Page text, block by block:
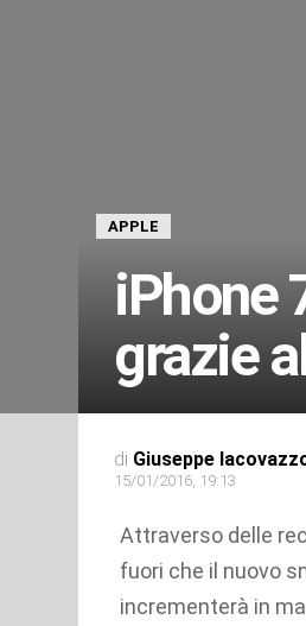
APPLE
iPhone
grazie
di Giuseppe
15/01/2016, 19:13
Attraverso delle
fuori che il nuovo
incrementerà in